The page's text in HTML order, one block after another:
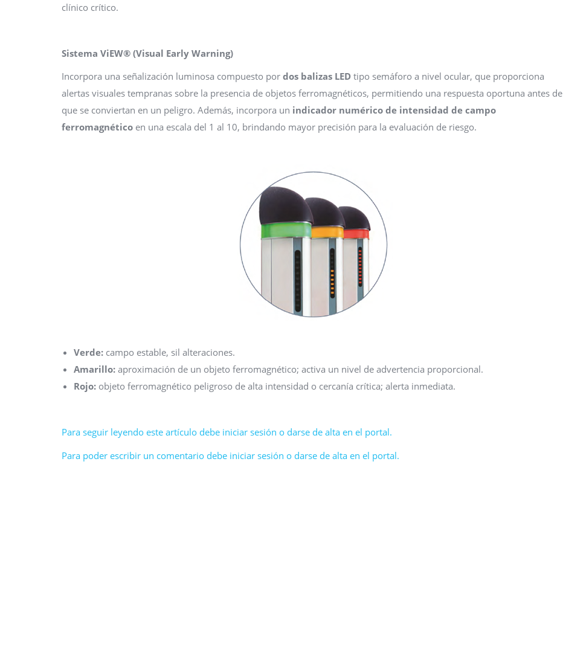
clínico crítico.
Sistema ViEW® (Visual Early Warning)
Incorpora una señalización luminosa compuesto por dos balizas LED tipo semáforo a nivel ocular, que proporciona
alertas visuales tempranas sobre la presencia de objetos ferromagnéticos, permitiendo una respuesta oportuna antes de
que se conviertan en un peligro. Además, incorpora un indicador numérico de intensidad de campo
ferromagnético en una escala del 1 al 10, brindando mayor precisión para la evaluación de riesgo.
Verde: campo estable, sil alteraciones.
Amarillo: aproximación de un objeto ferromagnético; activa un nivel de advertencia proporcional.
Rojo: objeto ferromagnético peligroso de alta intensidad o cercanía crítica; alerta inmediata.
Para seguir leyendo este artículo debe iniciar sesión o darse de alta en el portal.
Para poder escribir un comentario debe iniciar sesión o darse de alta en el portal.